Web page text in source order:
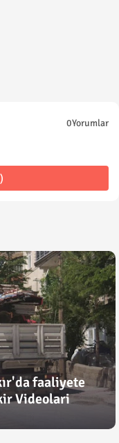
0Yorumlar
faaliyete
Videolari